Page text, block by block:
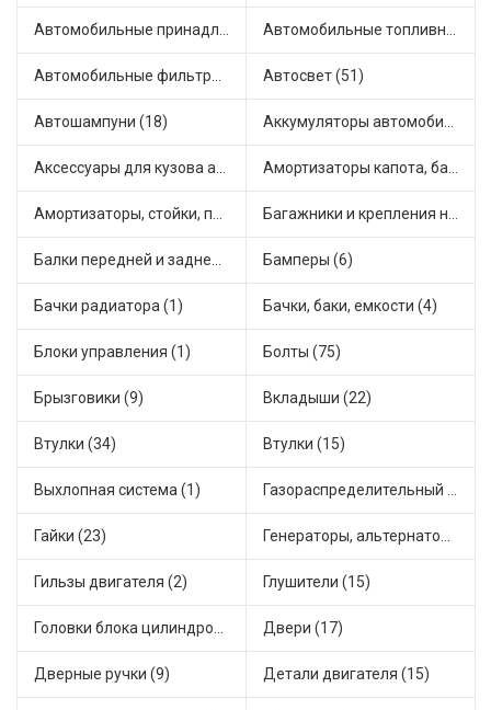
Автомобильные принадлежности и аксессуары (6) Автомобильные топливные насосы (17)
Автомобильные фильтры (1) Автосвет (51)
Автошампуни (18) Аккумуляторы автомобильные (2)
Аксессуары для кузова автомобиля (1) Амортизаторы капота, багажника (6)
Амортизаторы, стойки, подушки стоек (36) Багажники и крепления на крышу (1)
Балки передней и задней подвески (4) Бамперы (6)
Бачки радиатора (1) Бачки, баки, емкости (4)
Блоки управления (1) Болты (75)
Брызговики (9) Вкладыши (22)
Втулки (34) Втулки (15)
Выхлопная система (1) Газораспределительный механизм (2)
Гайки (23) Генераторы, альтернаторы и комплектующие (48)
Гильзы двигателя (2) Глушители (15)
Головки блока цилиндров (2) Двери (17)
Дверные ручки (9) Детали двигателя (15)